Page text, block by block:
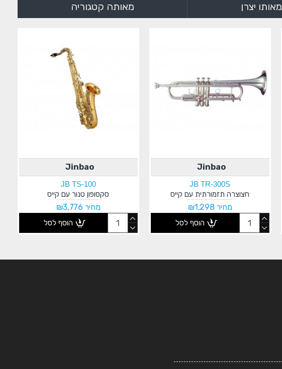
מאותו יצרן מאותה קטגוריה
Jinbao
JB TR-300S
חצוצרה תזמורתית עם קייס
מחיר ₪1,298
הוסף לסל
Jinbao
JB TS-100
סקסופון טנור עם קייס
מחיר ₪3,776
הוסף לסל